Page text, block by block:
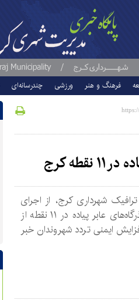
فرهنگ و هنر ورزشی چندرسانه‌ای
کرج
شهرداری کرج، از اجرای
سامانه آشکارسازی گذرگاه‌های عابر پیاده در ۱۱ نقطه از
ایمنی تردد شهروندان خبر